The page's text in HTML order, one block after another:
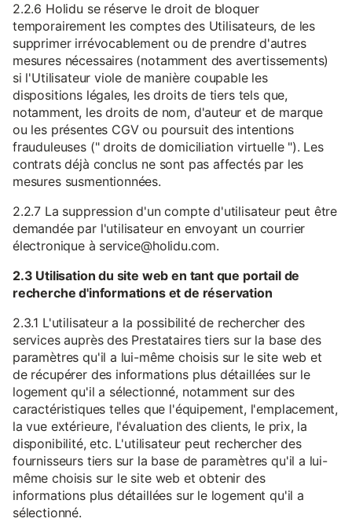
2.2.6 Holidu se réserve le droit de bloquer
temporairement les comptes des Utilisateurs, de les
supprimer irrévocablement ou de prendre d'autres
mesures nécessaires (notamment des avertissements)
si l'Utilisateur viole de manière coupable les
dispositions légales, les droits de tiers tels que,
notamment, les droits de nom, d'auteur et de marque
ou les présentes CGV ou poursuit des intentions
frauduleuses (" droits de domiciliation virtuelle "). Les
contrats déjà conclus ne sont pas affectés par les
mesures susmentionnées.
2.2.7 La suppression d'un compte d'utilisateur peut être
demandée par l'utilisateur en envoyant un courrier
électronique à service@holidu.com.
2.3 Utilisation du site web en tant que portail de
recherche d'informations et de réservation
2.3.1 L'utilisateur a la possibilité de rechercher des
services auprès des Prestataires tiers sur la base des
paramètres qu'il a lui-même choisis sur le site web et
de récupérer des informations plus détaillées sur le
logement qu'il a sélectionné, notamment sur des
caractéristiques telles que l'équipement, l'emplacement,
la vue extérieure, l'évaluation des clients, le prix, la
disponibilité, etc. L'utilisateur peut rechercher des
fournisseurs tiers sur la base de paramètres qu'il a lui-
même choisis sur le site web et obtenir des
informations plus détaillées sur le logement qu'il a
sélectionné.